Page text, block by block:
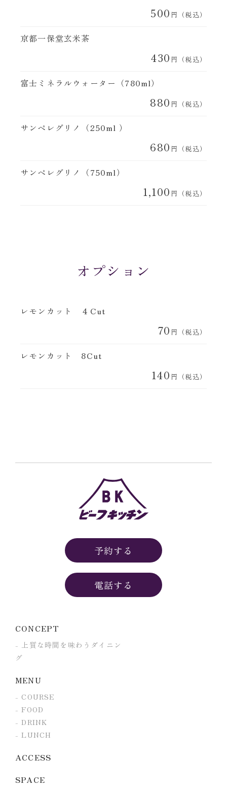
500 円（税込）
京都一保堂玄米茶
430 円（税込）
富士ミネラルウォーター（780ml）
880 円（税込）
サンペレグリノ（250ml ）
680 円（税込）
サンペレグリノ（750ml）
1,100 円（税込）
オプション
レモンカット ４Cut
70 円（税込）
レモンカット 8Cut
140 円（税込）
予約する
電話する
CONCEPT
上質な時間を味わうダイニン
グ
MENU
COURSE
FOOD
DRINK
LUNCH
ACCESS
SPACE